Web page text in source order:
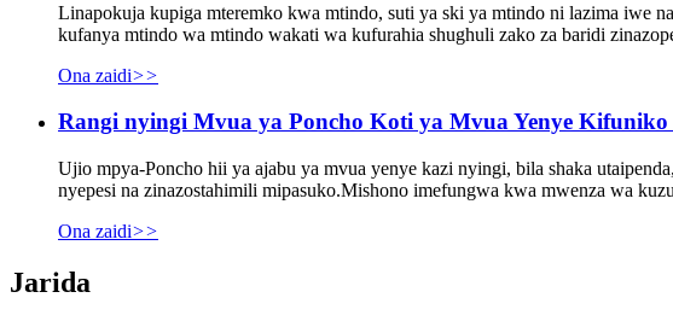
Linapokuja kupiga mteremko kwa mtindo, suti ya ski ya mtindo ni lazima iwe
kufanya mtindo wa mtindo wakati wa kufurahia shughuli zako za baridi
Ona zaidi>>
Rangi nyingi Mvua ya Poncho Koti ya Mvua Yenye
Ujio mpya-Poncho hii ya ajabu ya mvua yenye kazi nyingi, bila shaka
nyepesi na zinazostahimili mipasuko.Mishono imefungwa kwa mwenza wa
Ona zaidi>>
Jarida